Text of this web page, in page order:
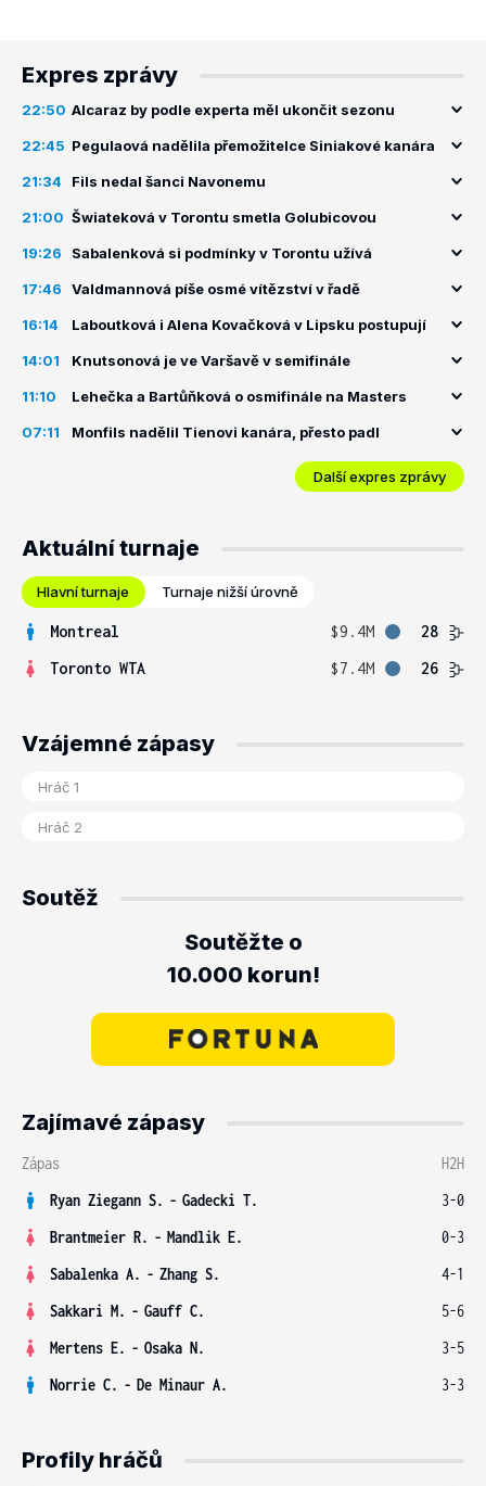
Expres zprávy
22:50 Alcaraz by podle experta měl ukončit sezonu
22:45 Pegulaová nadělila přemožitelce Siniakové kanára
21:34 Fils nedal šanci Navonemu
21:00 Šwiateková v Torontu smetla Golubicovou
19:26 Sabalenková si podmínky v Torontu užívá
17:46 Valdmannová píše osmé vítězství v řadě
16:14 Laboutková i Alena Kovačková v Lipsku postupují
14:01 Knutsonová je ve Varšavě v semifinále
11:10 Lehečka a Bartůňková o osmifinále na Masters
07:11 Monfils nadělil Tienovi kanára, přesto padl
Další expres zprávy
Aktuální turnaje
Hlavní turnaje Turnaje nižší úrovně
Montreal $9.4M
28
Toronto WTA
$7.4M 26
Vzájemné zápasy
Soutěž
Soutěžte o
10.000 korun!
Zajímavé zápasy
Zápas
H2H
Ryan Ziegann S. - Gadecki T.
3-0
Brantmeier R. - Mandlik E.
0-3
Sabalenka A. - Zhang S.
4-1
Sakkari M. - Gauff C.
5-6
Mertens E. - Osaka N.
3-5
Norrie C. - De Minaur A. 3-3
Profily hráčů